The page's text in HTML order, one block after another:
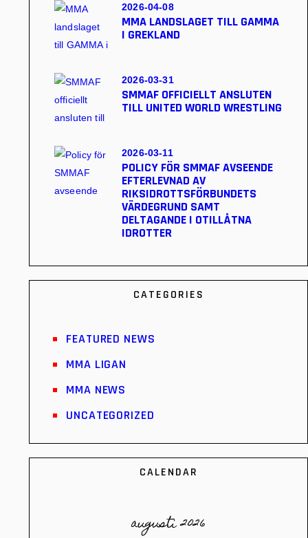
MMA LANDSLAGET TILL GAMMA
I GREKLAND
2026-04-08
SMMAF OFFICIELLT ANSLUTEN
TILL UNITED WORLD WRESTLING
2026-03-31
POLICY FÖR SMMAF AVSEENDE
EFTERLEVNAD AV
RIKSIDROTTSFÖRBUNDETS
VÄRDEGRUND SAMT
DELTAGANDE I OTILLÅTNA
IDROTTER
2026-03-11
CATEGORIES
FEATURED NEWS
MMA LIGAN
MMA NEWS
UNCATEGORIZED
CALENDAR
augusti 2026